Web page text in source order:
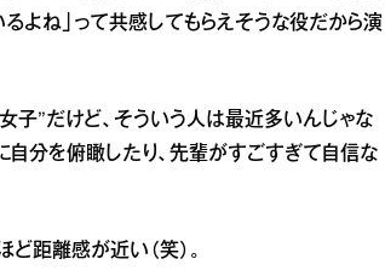
よね」って共感してもらえそうな役だから演
子”だけど、そういう人は最近多いんじゃな
自分を俯瞰したり、先輩がすごすぎて自信な
距離感が近い（笑）。